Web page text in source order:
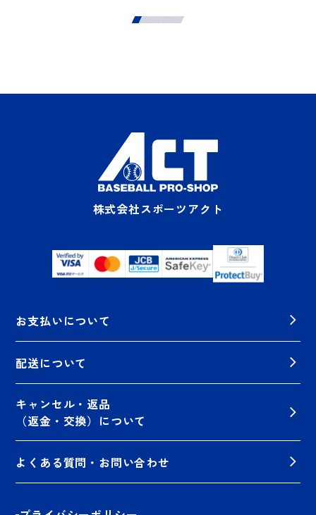
株式会社スポーツアクト
お支払いについて
配送について
キャンセル・返品
（返金・交換）について
よくある質問・お問い合わせ